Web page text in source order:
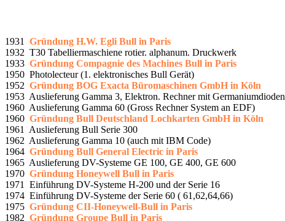
1931 Gründung H.W. Egli Bull in Paris
1932 T30 Tabelliermaschiene rotier. alphanum. Druckwerk
1933 Gründung Compagnie des Machines Bull in Paris
1950 Photolecteur (1. elektronisches Bull Gerät)
1952 Gründung BOG Exacta Büromaschinen GmbH in Köln
1953 Auslieferung Gamma 3, Elektron. Rechner mit Germaniumdioden
1960 Auslieferung Gamma 60 (Gross Rechner System an EDF)
1960 Gründung Bull Deutschland Lochkarten GmbH in Köln
1961 Auslieferung Bull Serie 300
1962 Auslieferung Gamma 10 (auch mit IBM Code)
1964 Gründung Bull General Electric in Paris
1965 Auslieferung DV-Systeme GE 100, GE 400, GE 600
1970 Gründung Honeywell Bull in Paris
1971 Einführung DV-Systeme H-200 und der Serie 16
1974 Einführung DV-Systeme der Serie 60 ( 61,62,64,66)
1975 Gründung CII-Honeywell-Bull in Paris
1982 Gründung Groupe Bull in Paris